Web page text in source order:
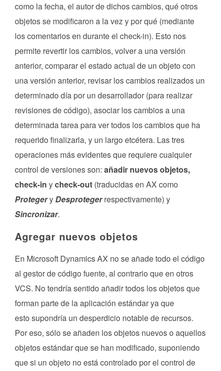
como la fecha, el autor de dichos cambios, qué otros
objetos se modificaron a la vez y por qué (mediante
los comentarios en durante el check-in). Esto nos
permite revertir los cambios, volver a una versión
anterior, comparar el estado actual de un objeto con
una versión anterior, revisar los cambios realizados un
determinado día por un desarrollador (para realizar
revisiones de código), asociar los cambios a una
determinada tarea para ver todos los cambios que ha
requerido finalizarla, y un largo etcétera. Las tres
operaciones más evidentes que requiere cualquier
control de versiones son: añadir nuevos objetos,
check-in ycheck-out (traducidas en AX como
ProtegeryDesprotegerrespectivamente) y
Sincronizar.
Agregar nuevos objetos
En Microsoft Dynamics AX no se añade todo el código
al gestor de código fuente, al contrario que en otros
VCS. No tendría sentido añadir todos los objetos que
forman parte de la aplicación estándar ya que
esto supondría un desperdicio notable de recursos.
Por eso, sólo se añaden los objetos nuevos o aquellos
objetos estándar que se han modificado, suponiendo
que si un objeto no está controlado por el control de